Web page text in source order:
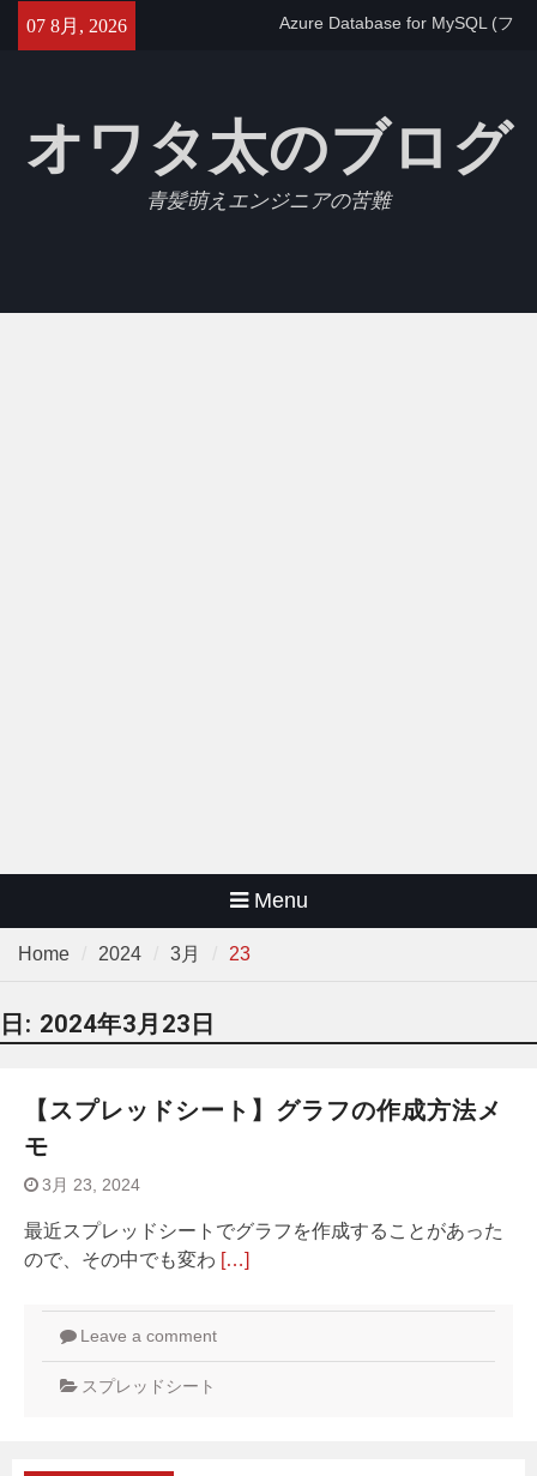
07 8月, 2026
レキシブルサーバー)で
を変更する
【Jest】Slack APIをモックにし
オワタ太のブログ
青髪萌えエンジニアの苦難
Menu
Home 2024 3月 23
日: 2024年3月23日
【スプレッドシート】グラフの作成方法メ
モ
3月 23, 2024
最近スプレッドシートでグラフを作成することがあった
ので、その中でも変わ […]
Leave a comment
スプレッドシート